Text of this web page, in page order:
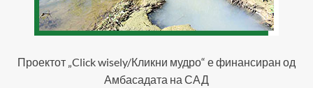
Проектот „Click wisely/Кликни мудро“ е финансиран од
Амбасадата на САД